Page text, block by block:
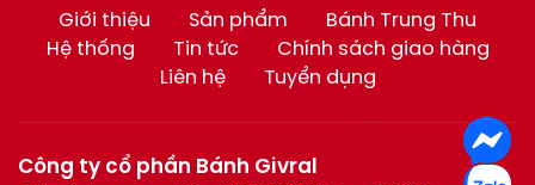
Giới thiệu Sản phẩm
Bánh Trung Thu
Hệ thống
Tin tức
Chính sách giao hàng
Liên hệ
Tuyển dụng
Công ty cổ phần Bánh Givral